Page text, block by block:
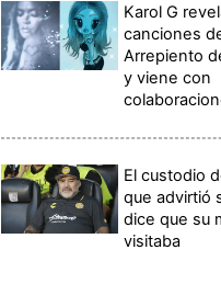
Karol G
canciones
Arrepiento
y viene con
El custodio
que advirtió
dice que su
visitaba